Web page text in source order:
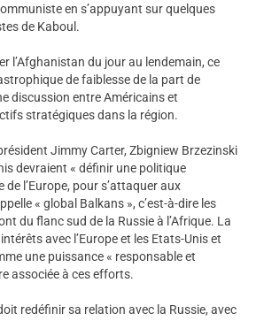
en s’appuyant sur quelques
de Kaboul.
l’Afghanistan du jour au lendemain, ce
de faiblesse de la part de
discussion entre Américains et
stratégiques dans la région.
Jimmy Carter, Zbigniew Brzezinski
devraient « définir une politique
de l’Europe, pour s’attaquer aux
« global Balkans », c’est-à-dire les
du flanc sud de la Russie à l’Afrique. La
avec l’Europe et les Etats-Unis et
une puissance « responsable et
associée à ces efforts.
redéfinir sa relation avec la Russie, avec